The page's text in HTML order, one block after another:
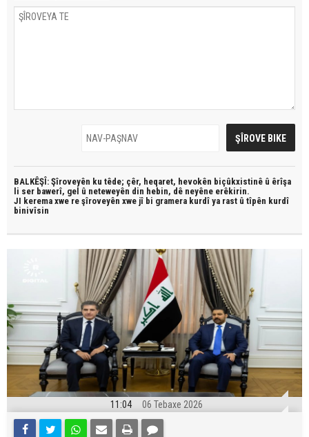
BALKÊŞÎ: Şîroveyên ku têde; çêr, heqaret, hevokên biçûkxistinê û êrîşa
li ser bawerî, gel û neteweyên din hebin, dê neyêne erêkirin.
JI kerema xwe re şîroveyên xwe jî bi gramera kurdî ya rast û tîpên kurdî
binivîsin
11:04 06 Tebaxe 2026